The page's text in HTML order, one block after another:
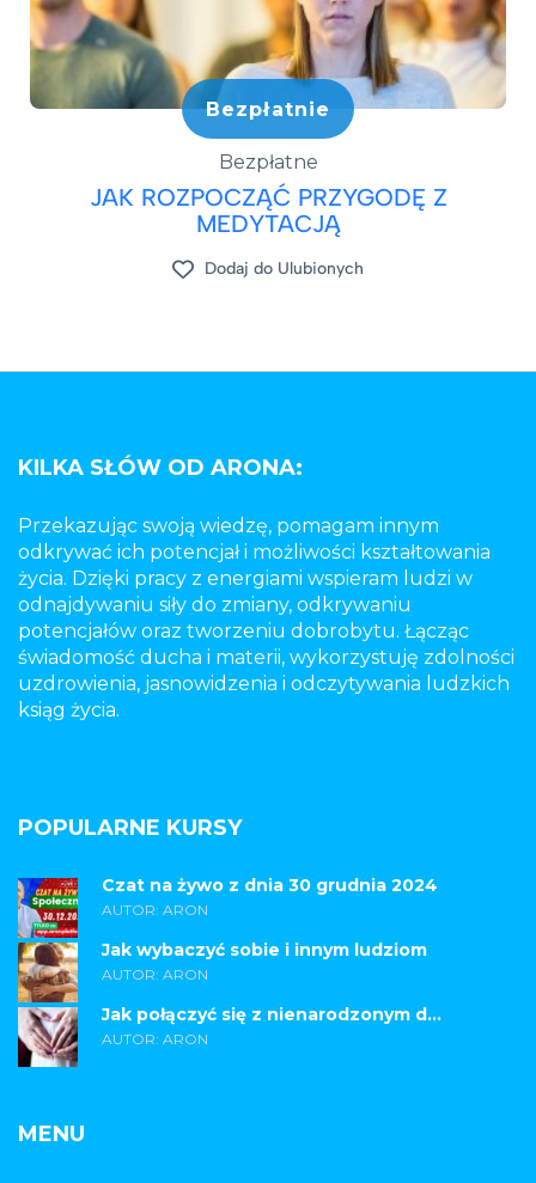
Bezpłatnie
Bezpłatne
JAK ROZPOCZĄĆ PRZYGODĘ Z
MEDYTACJĄ
Dodaj do Ulubionych
KILKA SŁÓW OD ARONA:
Przekazując swoją wiedzę, pomagam innym
odkrywać ich potencjał i możliwości kształtowania
życia. Dzięki pracy z energiami wspieram ludzi w
odnajdywaniu siły do zmiany, odkrywaniu
potencjałów oraz tworzeniu dobrobytu. Łącząc
świadomość ducha i materii, wykorzystuję zdolności
uzdrowienia, jasnowidzenia i odczytywania ludzkich
ksiąg życia.
POPULARNE KURSY
Czat na żywo z dnia 30 grudnia 2024
AUTOR: ARON
Jak wybaczyć sobie i innym ludziom
AUTOR: ARON
Jak połączyć się z nienarodzonym d...
AUTOR: ARON
MENU